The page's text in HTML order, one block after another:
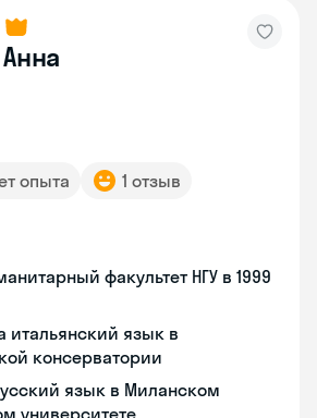
Анна
опыта 1 отзыв
факультет НГУ в 1999
итальянский язык в
консерватории
язык в Миланском
университете